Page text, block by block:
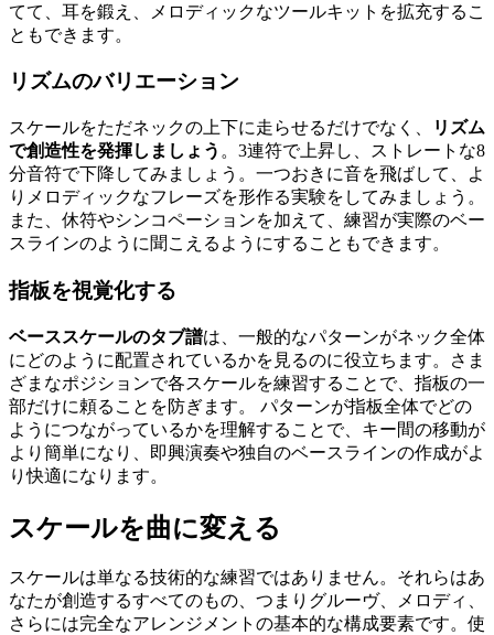
てて、耳を鍛え、メロディックなツールキットを拡充するこ
ともできます。
リズムのバリエーション
スケールをただネックの上下に走らせるだけでなく、
リズム
で創造性を発揮しましょう 。3連符で上昇し、ストレートな8
分音符で下降してみましょう。一つおきに音を飛ばして、よ
りメロディックなフレーズを形作る実験をしてみましょう。
また、休符やシンコペーションを加えて、練習が実際のベー
スラインのように聞こえるようにすることもできます。
指板を視覚化する
ベーススケールのタブ譜は、一般的なパターンがネック全体
にどのように配置されているかを見るのに役立ちます。さま
ざまなポジションで各スケールを練習することで、指板の一
部だけに頼ることを防ぎます。 パターンが指板全体でどの
ようにつながっているかを理解することで、キー間の移動が
より簡単になり、即興演奏や独自のベースラインの作成がよ
り快適になります。
スケールを曲に変える
スケールは単なる技術的な練習ではありません。それらはあ
なたが創造するすべてのもの、つまりグルーヴ、メロディ、
さらには完全なアレンジメントの基本的な構成要素です。使